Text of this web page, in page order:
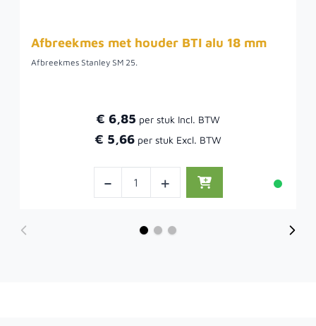
Afbreekmes met houder BTI alu 18 mm
Afbreekmes Stanley SM 25.
€ 6,85
€ 5,66
- +